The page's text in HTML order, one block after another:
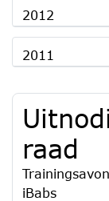
2012
2011
raad
iBabs